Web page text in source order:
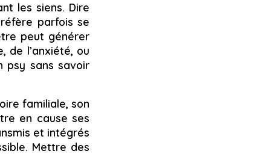
les siens. Dire
parfois se
peut générer
de l’anxiété, ou
psy sans savoir
familiale, son
en cause ses
et intégrés
Mettre des